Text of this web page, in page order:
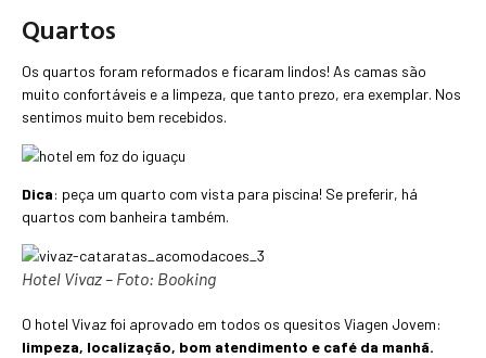
Quartos
Os quartos foram reformados e ficaram lindos! As camas são
muito confortáveis e a limpeza, que tanto prezo, era exemplar. Nos
sentimos muito bem recebidos.
Dica: peça um quarto com vista para piscina! Se preferir, há
quartos com banheira também.
Hotel Vivaz – Foto: Booking
O hotel Vivaz foi aprovado em todos os quesitos Viagen Jovem:
limpeza, localização, bom atendimento e café da manhã.